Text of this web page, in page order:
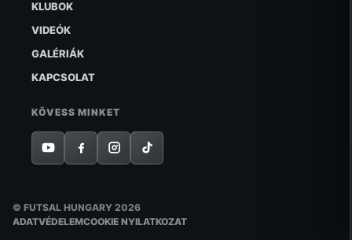
KLUBOK
VIDEÓK
GALÉRIÁK
KAPCSOLAT
KÖVESS MINKET
© FUTSAL HUNGARY 2026
ADATVÉDELEMCOOKIE NYILATKOZAT